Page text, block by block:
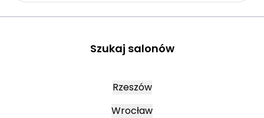
Szukaj salonów
Rzeszów
Wrocław